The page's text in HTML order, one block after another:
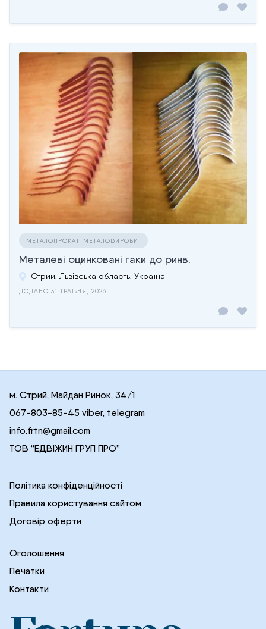
МЕТАЛОПРОКАТ, МЕТАЛОВИРОБИ
Металеві оцинковані гаки до ринв.
Стрий, Львівська область, Україна
ДОДАНО 31 ТРАВНЯ, 2026
м. Стрий, Майдан Ринок, 34/1
067-803-85-45 viber, telegram
info.frtn@gmail.com
ТОВ “ЕДВІЖИН ГРУП ПРО”
Політика конфіденційності
Правила користування сайтом
Договір оферти
Оголошення
Печатки
Контакти